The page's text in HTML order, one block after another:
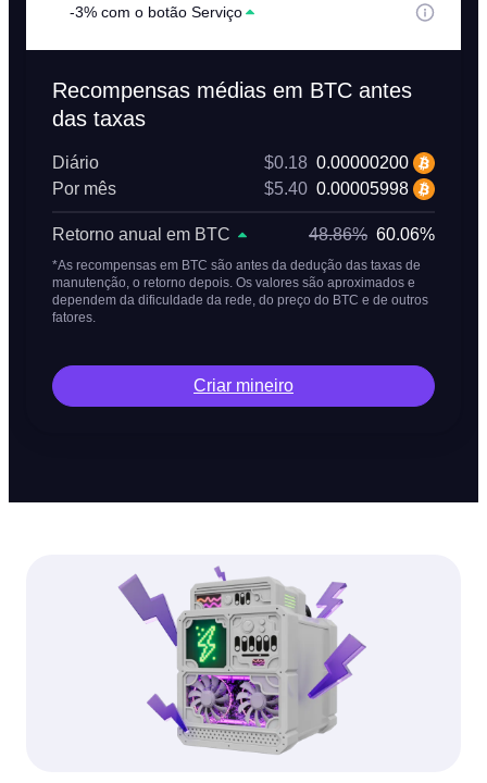
-3% com o botão Serviço
Recompensas médias em BTC antes
das taxas
Diário $0.18 0.00000200
Por mês
$5.40 0.00005998
Retorno anual em BTC 48.86% 60.06%
*As recompensas em BTC são antes da dedução das taxas de
manutenção, o retorno depois. Os valores são aproximados e
dependem da dificuldade da rede, do preço do BTC e de outros
fatores.
Criar mineiro